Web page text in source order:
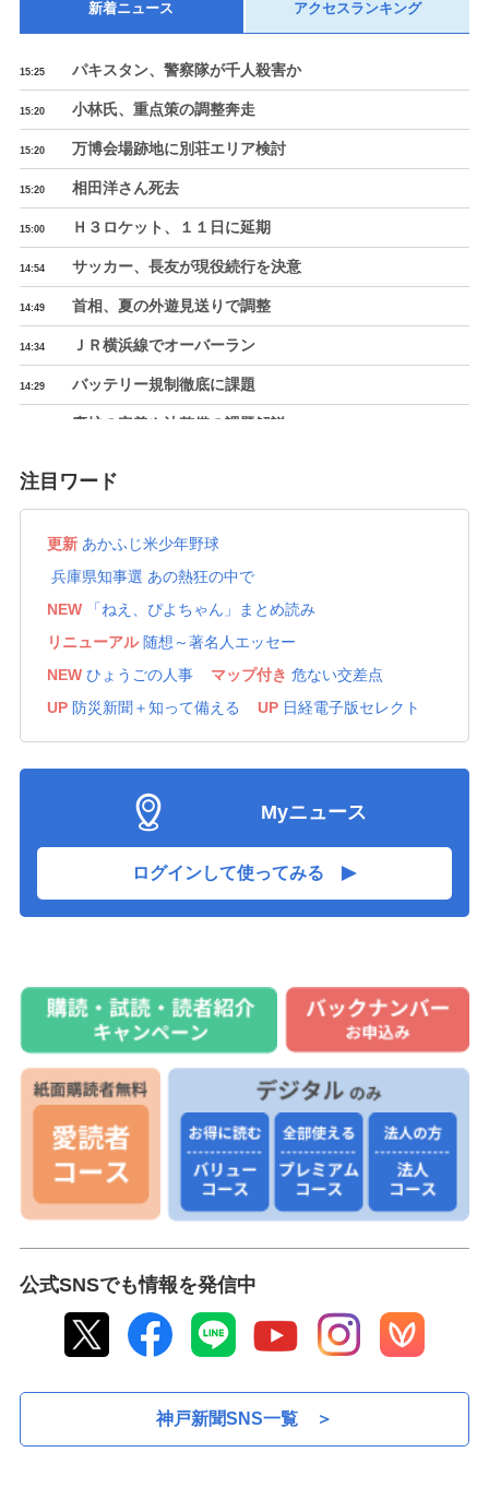
新着ニュース アクセスランキング
パキスタン、警察隊が千人殺害か
15:25
小林氏、重点策の調整奔走
15:20
万博会場跡地に別荘エリア検討
15:20
相田洋さん死去
15:20
Ｈ３ロケット、１１日に延期
15:00
サッカー、長友が現役続行を決意
14:54
首相、夏の外遊見送りで調整
14:49
ＪＲ横浜線でオーバーラン
14:34
バッテリー規制徹底に課題
14:29
廃炉の定義や法整備の課題解説
大リーグ、村上が２５号ソロ
自動運転、乗らず嫌い？
平和宣言の会議録の永久保存決定
大阪、御堂筋線でバッテリー発火
新大統領、麻薬組織との対決宣言
12:37
＜ひょうごクロニクル＞(32)1923～2025 関西３空
港 騒音深刻、揺れ動いた政策
辺野古事故、全容解明求め会設立
台風１３号、引き続き警戒を
11:25
熊本地震の死者３９人に
10:50
遊学館５-６青森山田
松山英樹は２６位
10:39
青森山田が２回戦進出
お盆休みの交通ラッシュ本格化
長崎原爆犠牲者に「献水」準備
注目ワード
更新 あかふじ米少年野球
兵庫県知事選 あの熱狂の中で
NEW
「ねえ、ぴよちゃん」まとめ読み
リニューアル 随想～著名人エッセー
NEW ひょうごの人事 マップ付き 危ない交差点
UP 防災新聞＋知って備える UP 日経電子版セレクト
Myニュース
ログインして使ってみる
公式SNSでも情報を発信中
神戸新聞SNS一覧 ＞